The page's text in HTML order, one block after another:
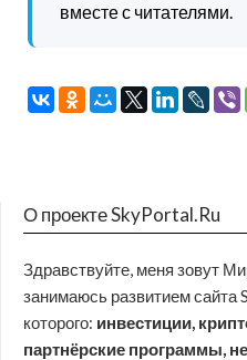
вместе с читателями.
О проекте SkyPortal.Ru
Здравствуйте, меня зовут
занимаюсь развитием
которого: инвестиции,
партнёрские программы,